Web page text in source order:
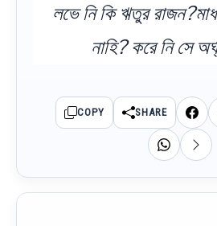
লভে নি কি ঋতুর
নাহি? করে নি সে
COPY SHARE